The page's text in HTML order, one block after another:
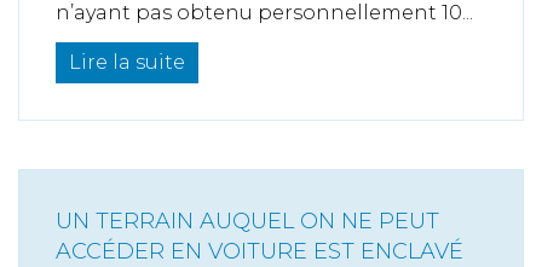
n’ayant pas obtenu personnellement 10...
Lire la suite
UN TERRAIN AUQUEL ON NE PEUT
ACCÉDER EN VOITURE EST ENCLAVÉ